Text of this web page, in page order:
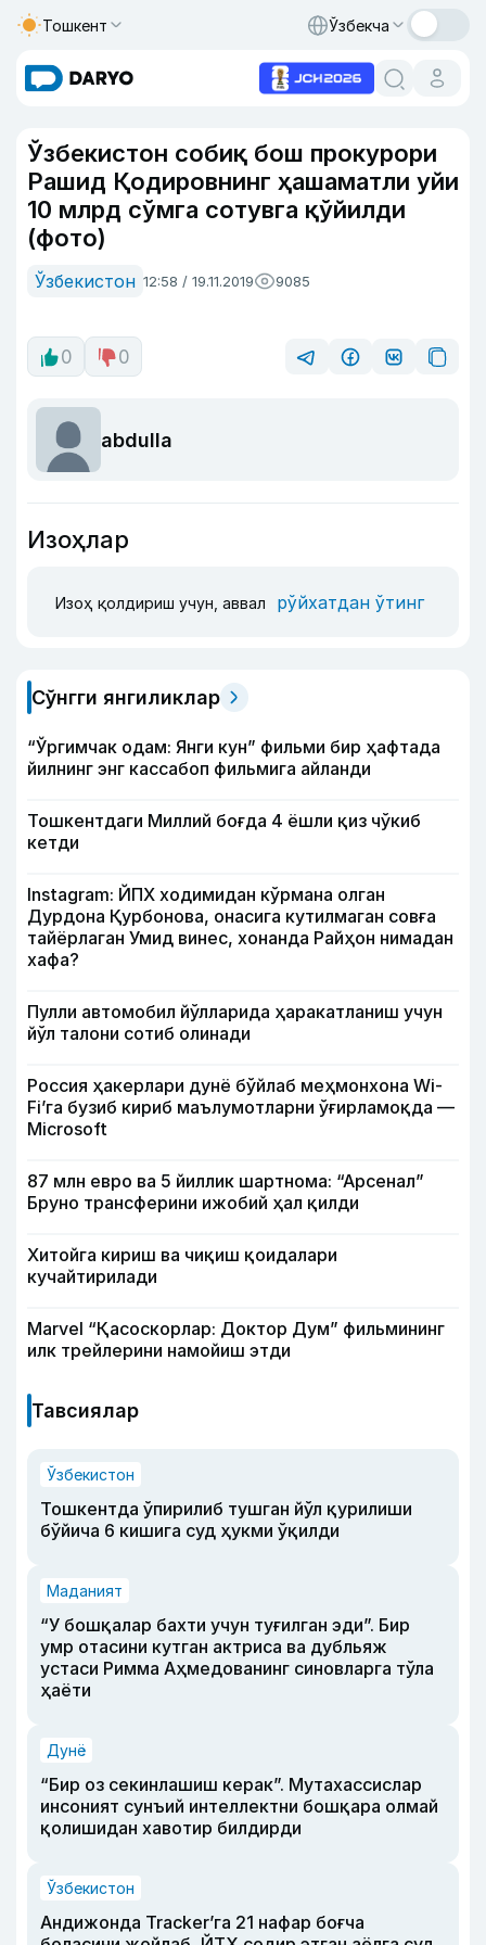
Тошкент Ўзбекча
Ўзбекистон собиқ бош прокурори
Рашид Қодировнинг ҳашаматли уйи
10 млрд сўмга сотувга қўйилди
(фото)
Ўзбекистон 12:58 / 19.11.2019 9085
0 0
abdulla
Изоҳлар
Изоҳ қолдириш учун, аввал рўйхатдан ўтинг
Сўнгги янгиликлар
“Ўргимчак одам: Янги кун” фильми бир ҳафтада
йилнинг энг кассабоп фильмига айланди
Тошкентдаги Миллий боғда 4 ёшли қиз чўкиб
кетди
Instagram: ЙПХ ходимидан кўрмана олган
Дурдона Қурбонова, онасига кутилмаган совға
тайёрлаган Умид винес, хонанда Райҳон нимадан
хафа?
Пулли автомобил йўлларида ҳаракатланиш учун
йўл талони сотиб олинади
Россия ҳакерлари дунё бўйлаб меҳмонхона Wi-
Fi’га бузиб кириб маълумотларни ўғирламоқда —
Microsoft
87 млн евро ва 5 йиллик шартнома: “Арсенал”
Бруно трансферини ижобий ҳал қилди
Хитойга кириш ва чиқиш қоидалари
кучайтирилади
Marvel “Қасоскорлар: Доктор Дум” фильмининг
илк трейлерини намойиш этди
Тавсиялар
Ўзбекистон
Тошкентда ўпирилиб тушган йўл қурилиши
бўйича 6 кишига суд ҳукми ўқилди
Маданият
“У бошқалар бахти учун туғилган эди”. Бир
умр отасини кутган актриса ва дубльяж
устаси Римма Аҳмедованинг синовларга тўла
ҳаёти
Дунё
“Бир оз секинлашиш керак”. Мутахассислар
инсоният сунъий интеллектни бошқара олмай
қолишидан хавотир билдирди
Ўзбекистон
Андижонда Tracker’га 21 нафар боғча